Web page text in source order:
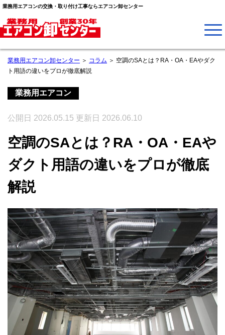
業務用エアコンの交換・取り付け工事ならエアコン卸センター
業務用エアコン卸センター ＞ コラム ＞ 空調のSAとは？RA・OA・EAやダク
ト用語の違いをプロが徹底解説
業務用エアコン
公開日 2026.05.15 更新日 2026.06.10
空調のSAとは？RA・OA・EAや
ダクト用語の違いをプロが徹底
解説